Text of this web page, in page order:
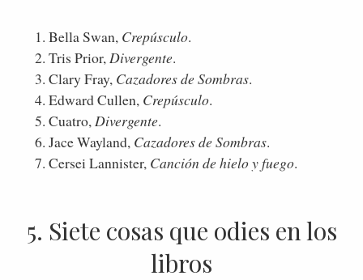
Bella Swan, Crepúsculo.
Tris Prior,Divergente.
Clary Fray, Cazadores de Sombras.
Edward Cullen, Crepúsculo.
Cuatro,Divergente.
Jace Wayland, Cazadores de Sombras.
Cersei Lannister, Canción de hielo y fuego.
5. Siete cosas que odies en los
libros